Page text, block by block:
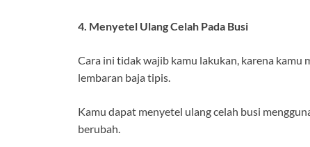
4. Menyetel Ulang Celah Pada Busi
Cara ini tidak wajib kamu lakukan, karena kamu
lembaran baja tipis.
Kamu dapat menyetel ulang celah busi
berubah.